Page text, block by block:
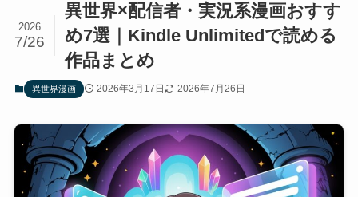
異世界×配信者・実況系漫画おすす
め7選｜Kindle Unlimitedで読める
作品まとめ
2026
7/26
異世界漫画 2026年3月17日 2026年7月26日